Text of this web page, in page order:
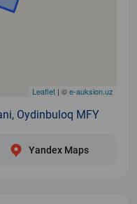
Leaflet | ©e-auksion.uz
Oydinbuloq MFY
Yandex Maps